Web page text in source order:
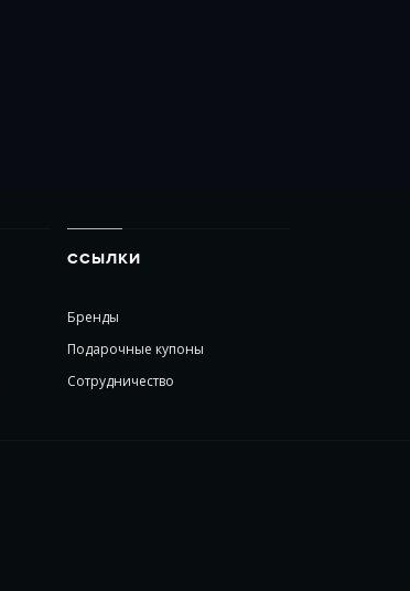
ССЫЛКИ
Бренды
Подарочные купоны
Сотрудничество